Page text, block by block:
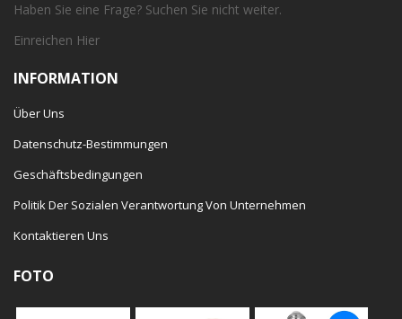
Haben Sie eine Frage? Suchen Sie nicht weiter.
Einreichen Hier
INFORMATION
Über Uns
Datenschutz-Bestimmungen
Geschäftsbedingungen
Politik Der Sozialen Verantwortung Von Unternehmen
Kontaktieren Uns
FOTO